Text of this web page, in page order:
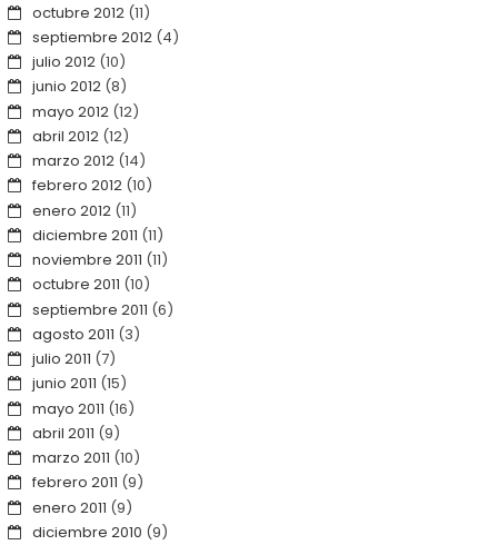
octubre 2012(11)
septiembre 2012(4)
julio 2012(10)
junio 2012(8)
mayo 2012(12)
abril 2012(12)
marzo 2012(14)
febrero 2012(10)
enero 2012(11)
diciembre 2011 (11)
noviembre 2011 (11)
octubre 2011 (10)
septiembre 2011 (6)
agosto 2011 (3)
julio 2011 (7)
junio 2011 (15)
mayo 2011 (16)
abril 2011 (9)
marzo 2011 (10)
febrero 2011 (9)
enero 2011 (9)
diciembre 2010 (9)